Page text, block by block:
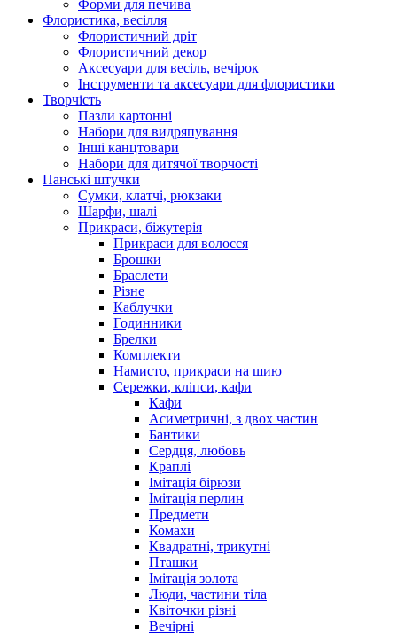
Форми для печива
Флористика, весілля
Флористичний дріт
Флористичний декор
Аксесуари для весіль, вечірок
Інструменти та аксесуари для флористики
Творчість
Пазли картонні
Набори для видряпування
Інші канцтовари
Набори для дитячої творчості
Панські штучки
Сумки, клатчі, рюкзаки
Шарфи, шалі
Прикраси, біжутерія
Прикраси для волосся
Брошки
Браслети
Різне
Каблучки
Годинники
Брелки
Комплекти
Намисто, прикраси на шию
Сережки, кліпси, кафи
Кафи
Асиметричні, з двох частин
Бантики
Сердця, любовь
Краплі
Імітація бірюзи
Імітація перлин
Предмети
Комахи
Квадратні, трикутні
Пташки
Імітація золота
Люди, частини тіла
Квіточки різні
Вечірні